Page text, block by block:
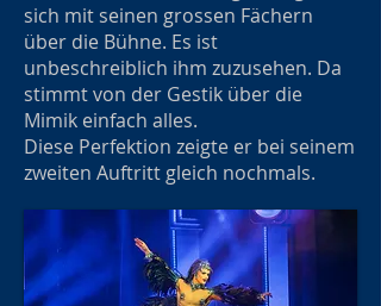
sich mit seinen grossen Fächern
über die Bühne. Es ist
unbeschreiblich ihm zuzusehen. Da
stimmt von der Gestik über die
Mimik einfach alles.
Diese Perfektion zeigte er bei seinem
zweiten Auftritt gleich nochmals.